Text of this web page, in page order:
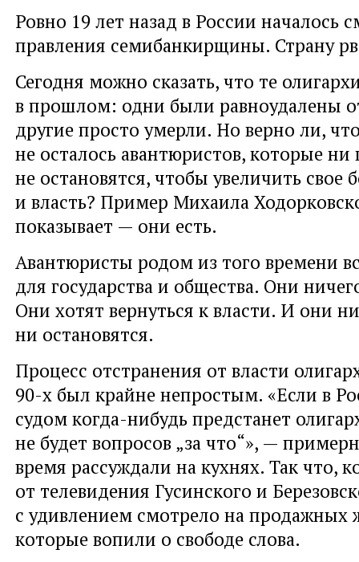
Ровно 19 лет назад в России началось
правления семибанкирщины. Страну
Сегодня можно сказать, что те
в прошлом: одни были равноудалены
другие просто умерли. Но верно ли,
не осталось авантюристов, которые ни
не остановятся, чтобы увеличить свое
и власть? Пример Михаила
показывает — они есть.
Авантюристы родом из того времени
для государства и общества. Они
Они хотят вернуться к власти. И они
ни остановятся.
Процесс отстранения от власти
90-х был крайне непростым. «Если в
судом когда-нибудь предстанет
не будет вопросов „за что“», —
время рассуждали на кухнях. Так что,
от телевидения Гусинского и
с удивлением смотрело на продажных
которые вопили о свободе слова.